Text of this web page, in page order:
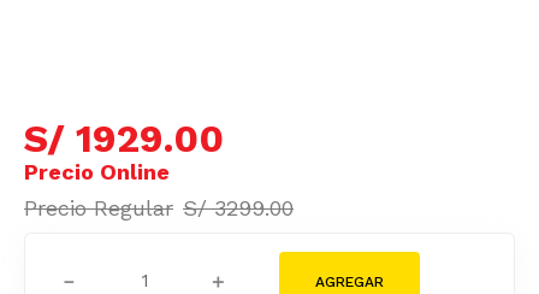
S/ 1929.00
S/ 3299.00
＋
－